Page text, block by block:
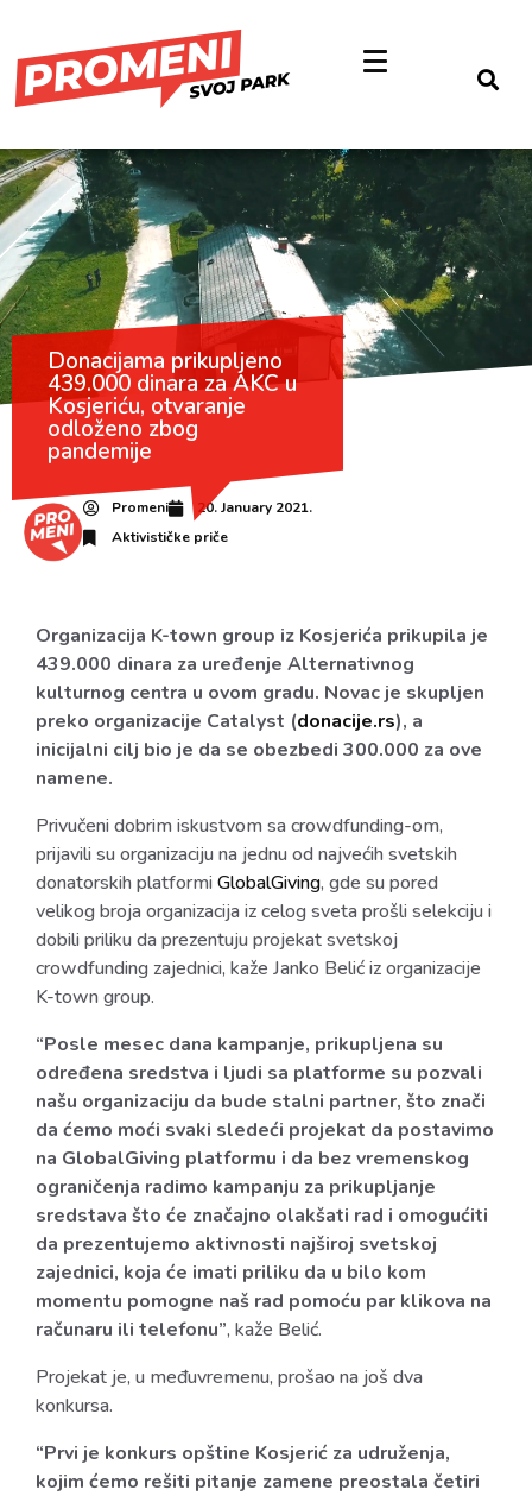
Donacijama prikupljeno
439.000 dinara za AKC u
Kosjeriću, otvaranje
odloženo zbog
pandemije
Promeni
20. January 2021.
Aktivističke priče
Organizacija K-town group iz Kosjerića prikupila je
439.000 dinara za uređenje Alternativnog
kulturnog centra u ovom gradu. Novac je skupljen
preko organizacije Catalyst (donacije.rs), a
inicijalni cilj bio je da se obezbedi 300.000 za ove
namene.
Privučeni dobrim iskustvom sa crowdfunding-om,
prijavili su organizaciju na jednu od najvećih svetskih
donatorskih platformiGlobalGiving, gde su pored
velikog broja organizacija iz celog sveta prošli selekciju i
dobili priliku da prezentuju projekat svetskoj
crowdfunding zajednici, kaže Janko Belić iz organizacije
K-town group.
“Posle mesec dana kampanje, prikupljena su
određena sredstva i ljudi sa platforme su pozvali
našu organizaciju da bude stalni partner, što znači
da ćemo moći svaki sledeći projekat da postavimo
na GlobalGiving platformu i da bez vremenskog
ograničenja radimo kampanju za prikupljanje
sredstava što će značajno olakšati rad i omogućiti
da prezentujemo aktivnosti najširoj svetskoj
zajednici, koja će imati priliku da u bilo kom
momentu pomogne naš rad pomoću par klikova na
računaru ili telefonu”, kaže Belić.
Projekat je, u međuvremenu, prošao na još dva
konkursa.
“Prvi je konkurs opštine Kosjerić za udruženja,
kojim ćemo rešiti pitanje zamene preostala četiri